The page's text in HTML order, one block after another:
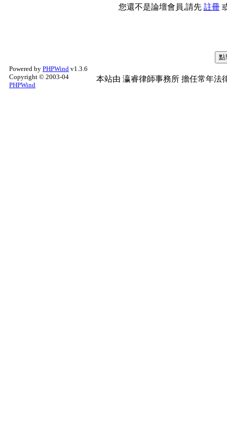
您還不是論壇會員,請先 註冊
Powered by PHPWind v1.3.6
Copyright © 2003-04
PHPWind
本站由 瀛睿律師事務所 擔任常年法